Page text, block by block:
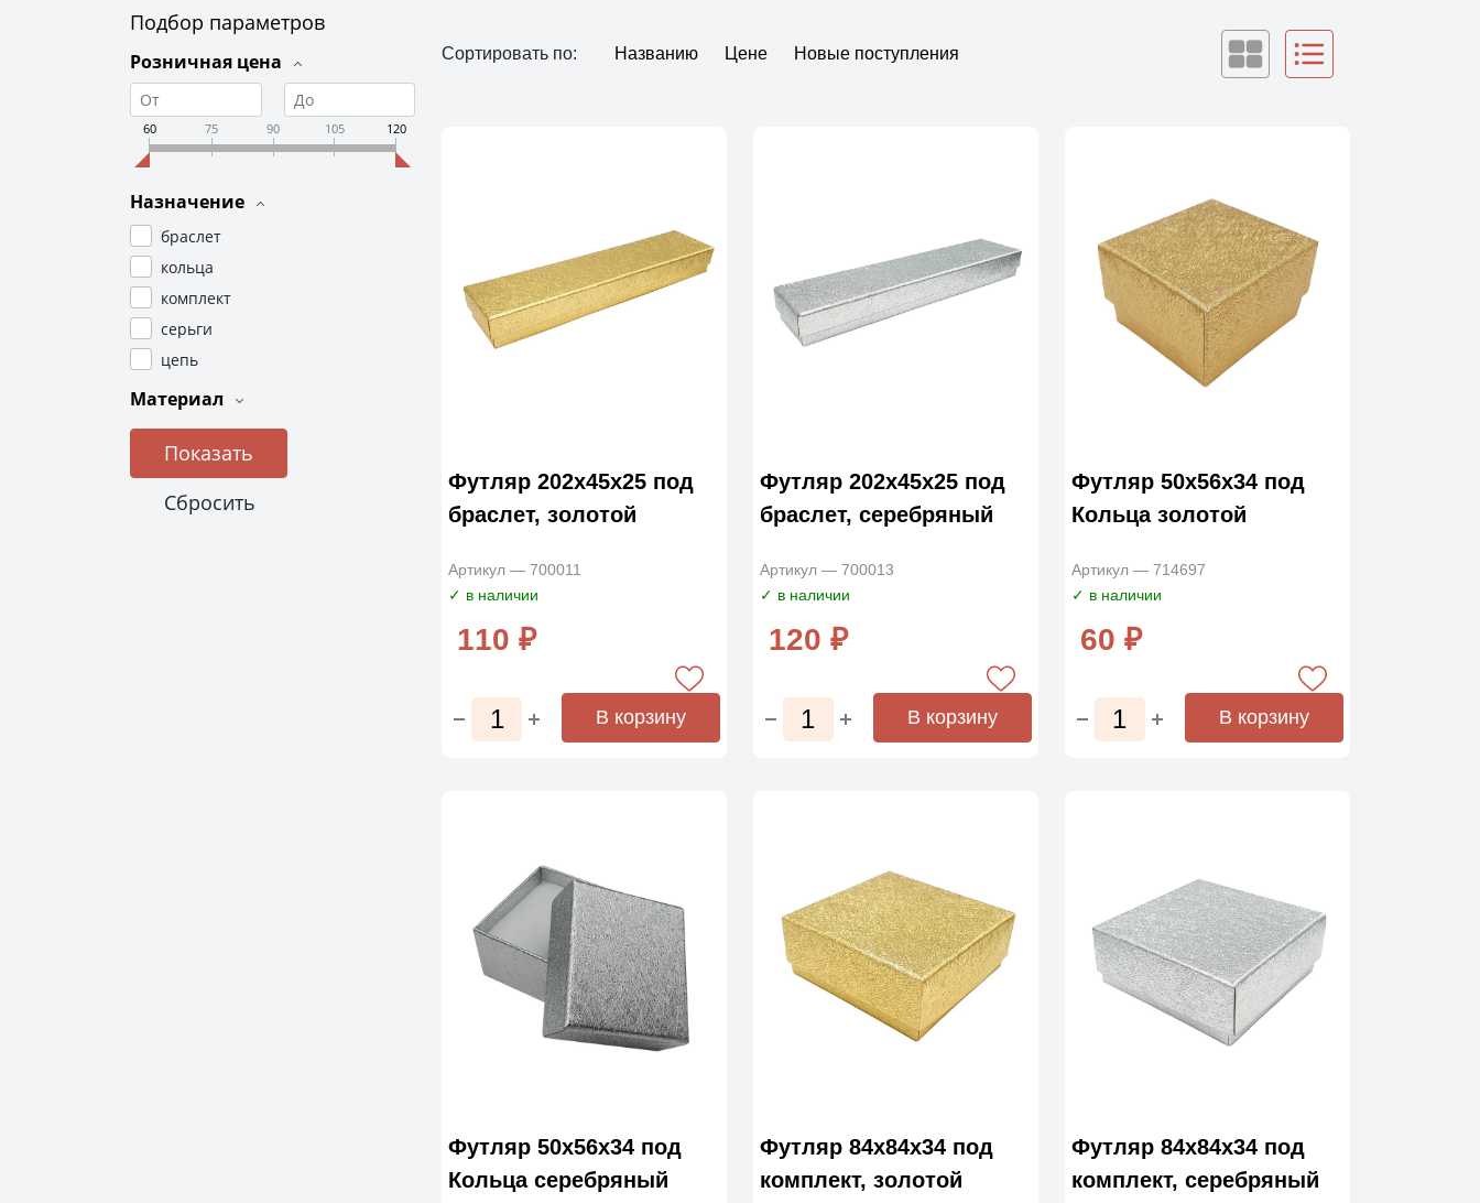
Подбор параметров
Розничная цена
60 75 90 105 120
Назначение
браслет
кольца
комплект
серьги
цепь
Материал
Сортировать по: Названию Цене Новые поступления
Футляр 202х45х25 под
браслет, золотой
Артикул — 700011
✓ в наличии
110 ₽
В корзину
Футляр 202х45х25 под
браслет, серебряный
Артикул — 700013
✓ в наличии
120 ₽
В корзину
Футляр 50х56х34 под
Кольца золотой
Артикул — 714697
✓ в наличии
60 ₽
В корзину
Футляр 50х56х34 под
Кольца серебряный
Футляр 84х84х34 под
комплект, золотой
Футляр 84х84х34 под
комплект, серебряный